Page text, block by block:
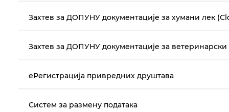
Захтев за ДОПУНУ документације за хумани лек
Захтев за ДОПУНУ документације за
еРегистрација привредних друштава
Систем за размену података